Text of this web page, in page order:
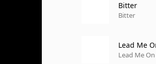
Bitter
Bitter
Lead Me
Lead Me On